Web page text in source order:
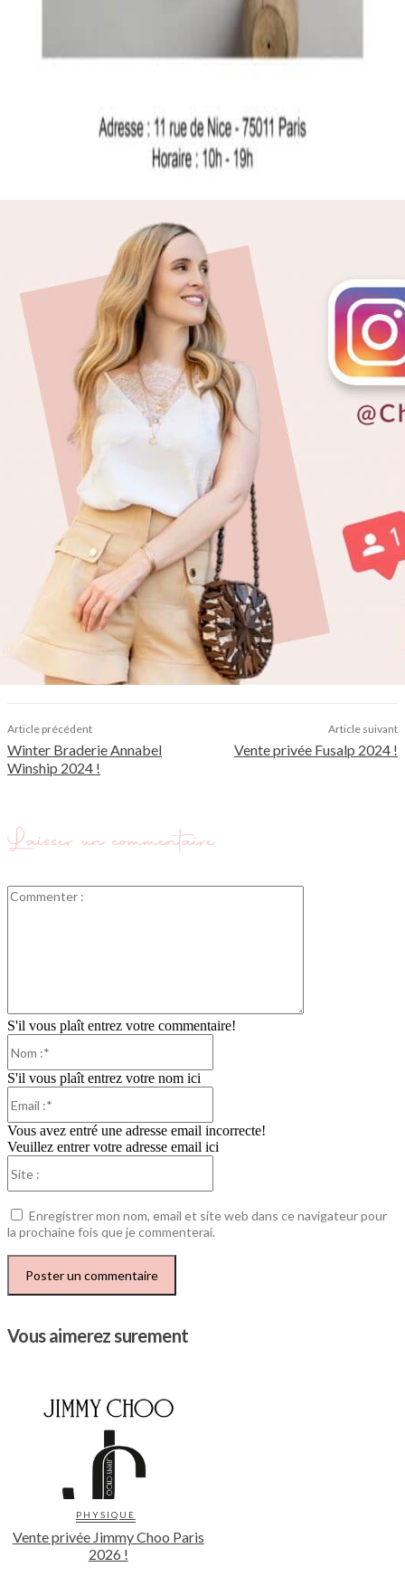
Article précédent
Winter Braderie Annabel
Winship 2024 !
Article suivant
Vente privée Fusalp 2024 !
Laisser un commentaire
S'il vous plaît entrez votre commentaire!
S'il vous plaît entrez votre nom ici
Vous avez entré une adresse email incorrecte!
Veuillez entrer votre adresse email ici
Enregistrer mon nom, email et site web dans ce navigateur pour
la prochaine fois que je commenterai.
Vous aimerez surement
PHYSIQUE
Vente privée Jimmy Choo Paris
2026 !